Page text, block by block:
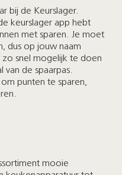
bij de Keurslager.
keurslager app hebt
met sparen. Je moet
dus op jouw naam
snel mogelijk te doen
van de spaarpas.
punten te sparen,
mooie